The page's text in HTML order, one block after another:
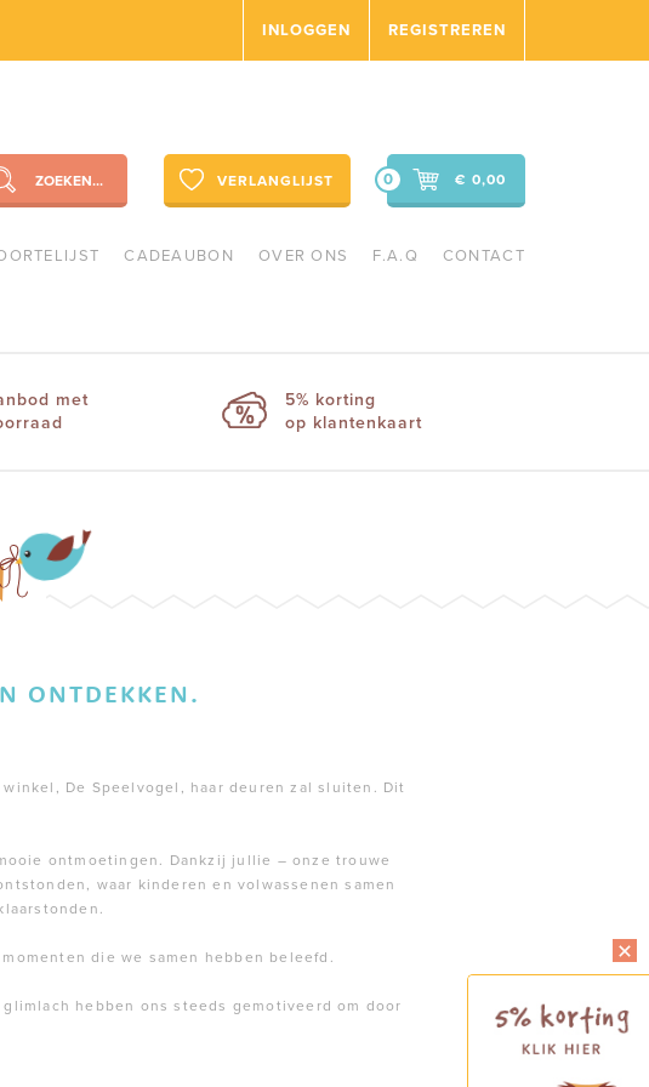
INLOGGEN REGISTREREN
ZOEKEN...
VERLANGLIJST € 0,00
0
CADEAUBON OVER ONS F.A.Q CONTACT
met
5% korting
op klantenkaart
ONTDEKKEN.
De Speelvogel, haar deuren zal sluiten. Dit
ontmoetingen. Dankzij jullie – onze trouwe
waar kinderen en volwassenen samen
die we samen hebben beleefd.
hebben ons steeds gemotiveerd om door